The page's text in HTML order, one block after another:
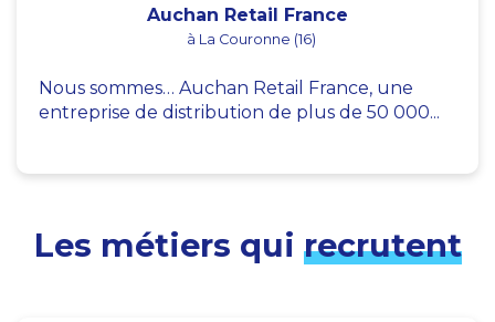
Auchan Retail France
à La Couronne (16)
Nous sommes… Auchan Retail France, une
entreprise de distribution de plus de 50 000...
Les métiers qui recrutent